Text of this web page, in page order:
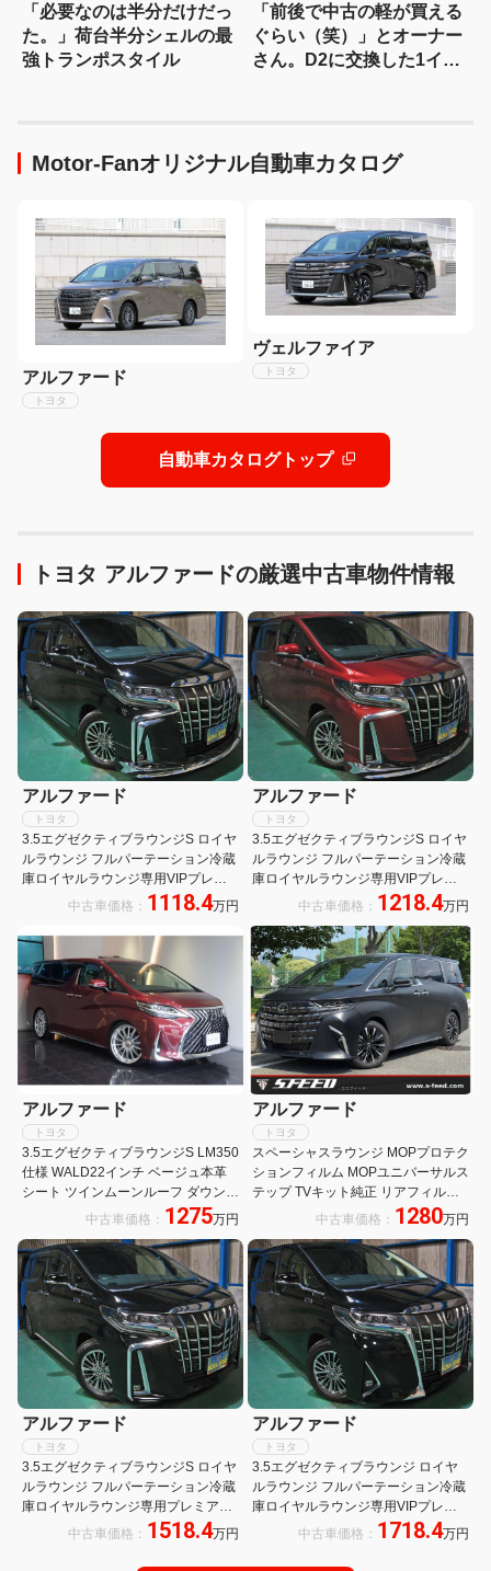
「必要なのは半分だけだっ
た。」荷台半分シェルの最
強トランポスタイル
「前後で中古の軽が買える
ぐらい（笑）」とオーナー
さん。D2に交換した1イン
Motor-Fanオリジナル自動車カタログ
アルファード
トヨタ
ヴェルファイア
トヨタ
自動車カタログトップ
トヨタ アルファードの厳選中古車物件情報
アルファード
トヨタ
3.5エグゼクティブラウンジS ロイヤ
ルラウンジ フルパーテーション冷蔵
庫ロイヤルラウンジ専用VIPプレミ
アムナッパ本革シートリヤエンター
テイメント24型ディスプレイ集中コ
ントロールタッチパネル前後間通話
リラクゼーションシステムモデリス
タエアロLED
中古車価格： 1118.4万円
アルファード
トヨタ
3.5エグゼクティブラウンジS ロイヤ
ルラウンジ フルパーテーション冷蔵
庫ロイヤルラウンジ専用VIPプレミ
アムナッパ本革シートリヤエンタテ
イメント24型ディスプレイ集中コン
トロールタッチパネルリラクゼーシ
ョンシステム前後間通話システムモ
デリスタエアロ
中古車価格： 1218.4万円
アルファード
トヨタ
3.5エグゼクティブラウンジS LM350
仕様 WALD22インチ ベージュ本革
シート ツインムーンルーフ ダウンサ
ス 4WD 電動リアゲート クルーズコ
中古車価格： 1275万円
アルファード
トヨタ
スペーシャスラウンジ MOPプロテク
ションフィルム MOPユニバーサルス
テップ TVキット純正 リアフィルム
サイドエンブレムイルミ 4人乗り 19
中古車価格： 1280万円
アルファード
トヨタ
3.5エグゼクティブラウンジS ロイヤ
ルラウンジ フルパーテーション冷蔵
庫ロイヤルラウンジ専用プレミアム
ナッパ本革リラクゼーションシート
前後間通話機能JBLプレミアムサウ
ンド17SPリヤエンターテイメント
中古車価格： 1518.4万円
アルファード
トヨタ
3.5エグゼクティブラウンジ ロイヤ
ルラウンジ フルパーテーション冷蔵
庫ロイヤルラウンジ専用VIPプレミ
アムナッパ本革エアシートリヤエン
ターテイメント24型ディスプレイ集
中コントロールタッチパネル前後間
中古車価格： 1718.4万円